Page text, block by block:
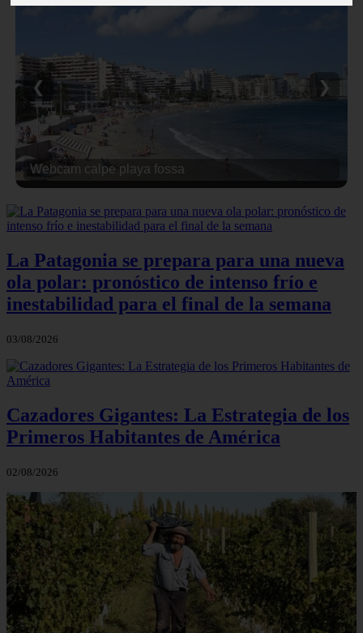
Webcam calpe playa fossa
❮ ❯
La Patagonia se prepara para una nueva
ola polar: pronóstico de intenso frío e
inestabilidad para el final de la semana
03/08/2026
Cazadores Gigantes: La Estrategia de los
Primeros Habitantes de América
02/08/2026